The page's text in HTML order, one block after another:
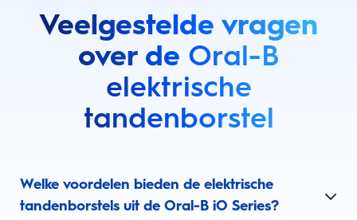
Veelgestelde vragen
over de Oral-B
elektrische
tandenborstel
Welke voordelen bieden de elektrische
tandenborstels uit de Oral-B iO Series?